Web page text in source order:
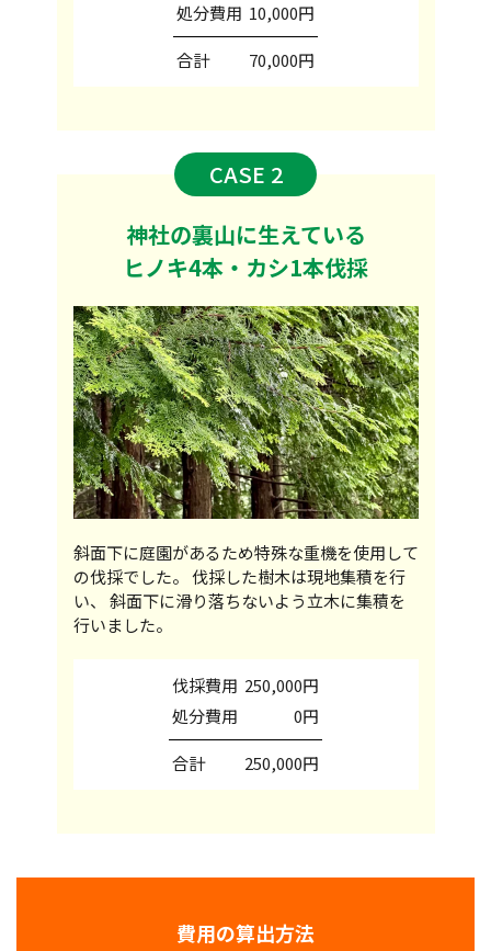
処分費用 10,000円
合計 70,000円
CASE 2
神社の裏山に生えている
ヒノキ4本・カシ1本伐採
斜面下に庭園があるため特殊な重機を使用して
の伐採でした。 伐採した樹木は現地集積を行
い、 斜面下に滑り落ちないよう立木に集積を
行いました。
伐採費用 250,000円
処分費用
0円
合計 250,000円
費用の算出方法